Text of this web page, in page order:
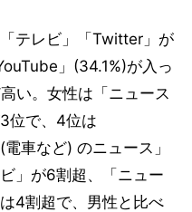
テレビ」「Twitter」が
」(34.1%)が入っ
い。女性は「ニュース
位で、4位は
車など) のニュース」
」が6割超、「ニュー
4割超で、男性と比べ